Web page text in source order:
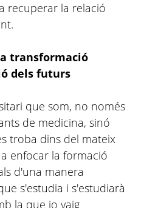
recuperar la relació
transformació
dels futurs
que som, no només
de medicina, sinó
troba dins del mateix
enfocar la formació
d'una manera
s'estudia i s'estudiarà
la que jo vaig